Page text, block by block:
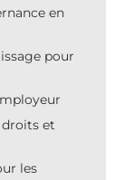
en
pour
droits et
les